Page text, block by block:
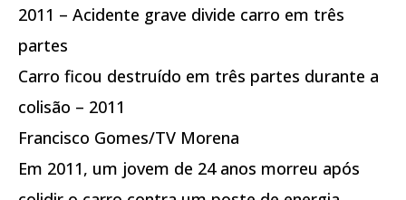
2011 – Acidente grave divide carro em três
partes
Carro ficou destruído em três partes durante a
colisão – 2011
Francisco Gomes/TV Morena
Em 2011, um jovem de 24 anos morreu após